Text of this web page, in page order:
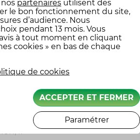
il
partenaires utilisent des
le bon fonctionnement du site,
d’audience. Nous
pendant 13 mois. Vous
à tout moment en cliquant
cookies » en bas de chaque
de cookies
ACCEPTER ET FERMER
Paramétrer